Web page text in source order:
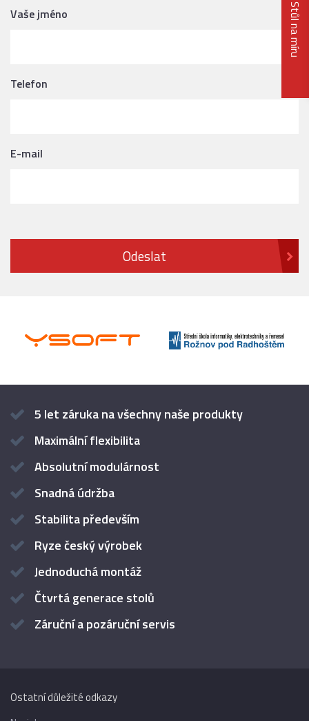
Stůl na míru
Vaše jméno
Telefon
E-mail
5 let záruka na všechny naše produkty
Maximální flexibilita
Absolutní modulárnost
Snadná údržba
Stabilita především
Ryze český výrobek
Jednoduchá montáž
Čtvrtá generace stolů
Záruční a pozáruční servis
Ostatní důležité odkazy